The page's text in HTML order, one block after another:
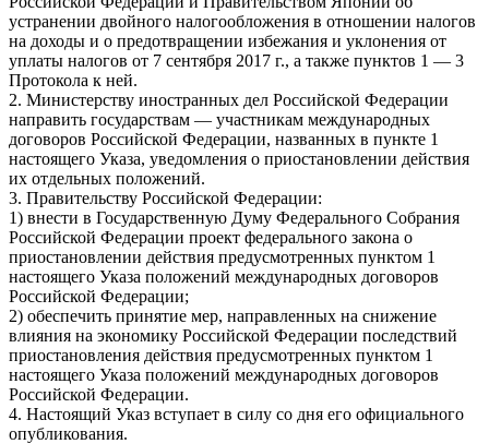
устранении двойного налогообложения в отношении налогов
на доходы и о предотвращении избежания и уклонения от
уплаты налогов от 7 сентября 2017 г., а также пунктов 1 — 3
Протокола к ней.
2. Министерству иностранных дел Российской Федерации
направить государствам — участникам международных
договоров Российской Федерации, названных в пункте 1
настоящего Указа, уведомления о приостановлении действия
их отдельных положений.
3. Правительству Российской Федерации:
1) внести в Государственную Думу Федерального Собрания
Российской Федерации проект федерального закона о
приостановлении действия предусмотренных пунктом 1
настоящего Указа положений международных договоров
Российской Федерации;
2) обеспечить принятие мер, направленных на снижение
влияния на экономику Российской Федерации последствий
приостановления действия предусмотренных пунктом 1
настоящего Указа положений международных договоров
Российской Федерации.
4. Настоящий Указ вступает в силу со дня его официального
опубликования.